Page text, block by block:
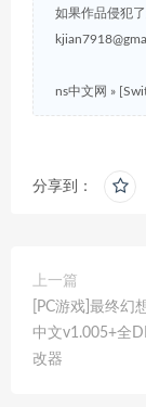
如果作品侵犯
ns中文网 »
分享到：
上一篇
[PC游戏]最终幻
中文v1.005+全
改器